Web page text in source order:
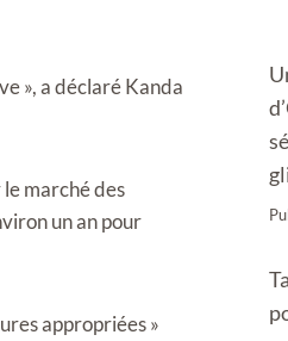
», a déclaré Kanda
marché des
un an pour
appropriées »